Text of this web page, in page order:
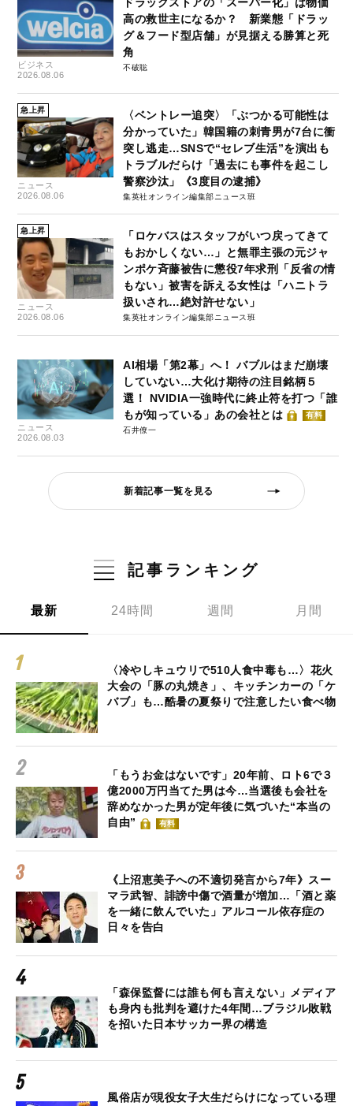
ビジネス
2026.08.06
高の救世主になるか？ 新業態「ドラッ
グ＆フード型店舗」が見据える勝算と死
角
不破聡
急上昇
ニュース
2026.08.06
〈ベントレー追突〉「ぶつかる可能性は
分かっていた」韓国籍の刺青男が7台に衝
突し逃走…SNSで“セレブ生活”を演出も
トラブルだらけ「過去にも事件を起こし
警察沙汰」《3度目の逮捕》
集英社オンライン編集部ニュース班
急上昇
ニュース
2026.08.06
「ロケバスはスタッフがいつ戻ってきて
もおかしくない…」と無罪主張の元ジャ
ンポケ斉藤被告に懲役7年求刑「反省の情
もない」被害を訴える女性は「ハニトラ
扱いされ…絶対許せない」
集英社オンライン編集部ニュース班
ニュース
2026.08.03
AI相場「第2幕」へ！ バブルはまだ崩壊
していない…大化け期待の注目銘柄５
選！ NVIDIA一強時代に終止符を打つ「誰
もが知っている」あの会社とは
有料
石井僚一
新着記事一覧を見る
記事ランキング
最新 24時間 週間 月間
〈冷やしキュウリで510人食中毒も…〉花火
大会の「豚の丸焼き」、キッチンカーの「ケ
バブ」も…酷暑の夏祭りで注意したい食べ物
「もうお金はないです」20年前、ロト6で３
億2000万円当てた男は今…当選後も会社を
辞めなかった男が定年後に気づいた“本当の
自由”
有料
《上沼恵美子への不適切発言から7年》スー
マラ武智、誹謗中傷で酒量が増加…「酒と薬
を一緒に飲んでいた」アルコール依存症の
日々を告白
「森保監督には誰も何も言えない」メディア
も身内も批判を避けた4年間…ブラジル敗戦
を招いた日本サッカー界の構造
風俗店が現役女子大生だらけになっている理